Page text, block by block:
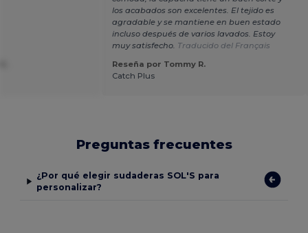
los acabados son excelentes. El tejido es
agradable y se mantiene en buen estado
incluso después de varios lavados. Estoy
muy satisfecho. Traducido del Français
Reseña por Tommy R.
Catch Plus
Preguntas frecuentes
¿Por qué elegir sudaderas SOL'S para
personalizar?